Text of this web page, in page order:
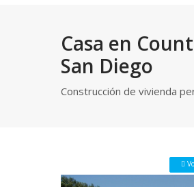
Casa en
San Diego
Construcción de vivienda